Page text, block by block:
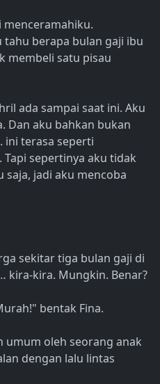
menceramahiku.
tahu berapa bulan gaji ibu
membeli satu pisau
ada sampai saat ini. Aku
Dan aku bahkan bukan
ini terasa seperti
sepertinya aku tidak
jadi aku mencoba
sekitar tiga bulan gaji di
kira-kira. Mungkin. Benar?
bentak Fina.
umum oleh seorang anak
dengan lalu lintas